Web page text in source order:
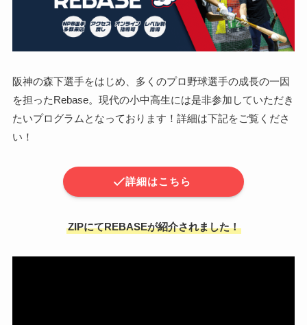
阪神の森下選手をはじめ、多くのプロ野球選手の成長の一因
を担ったRebase。現代の小中高生には是非参加していただき
たいプログラムとなっております！詳細は下記をご覧くださ
い！
詳細はこちら
ZIPにてREBASEが紹介されました！